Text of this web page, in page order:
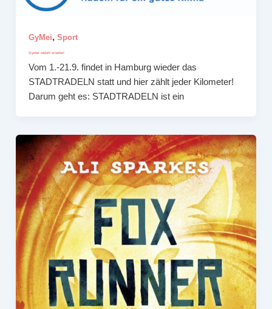
GyMei,Sport
Gymei radelt wieder!
Vom 1.-21.9. findet in Hamburg wieder das
STADTRADELN statt und hier zählt jeder Kilometer!
Darum geht es: STADTRADELN ist ein